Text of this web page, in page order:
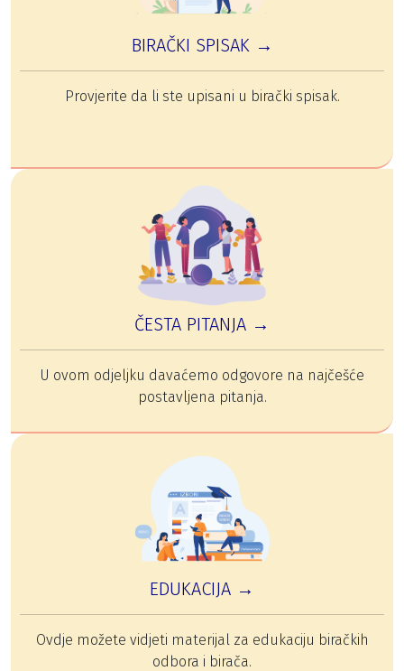
BIRAČKI SPISAK →
Provjerite da li ste upisani u birački spisak.
ČESTA PITANJA →
U ovom odjeljku davaćemo odgovore na najčešće
postavljena pitanja.
EDUKACIJA →
Ovdje možete vidjeti materijal za edukaciju biračkih
odbora i birača.